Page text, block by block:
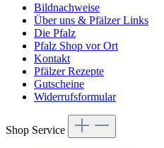
Bildnachweise
Über uns & Pfälzer Links
Die Pfalz
Pfalz Shop vor Ort
Kontakt
Pfälzer Rezepte
Gutscheine
Widerrufsformular
Shop Service